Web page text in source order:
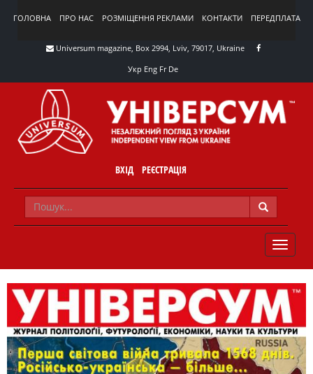
ГОЛОВНА ПРО НАС РОЗМІЩЕННЯ РЕКЛАМИ КОНТАКТИ ПЕРЕДПЛАТА
Universum magazine, Box 2994, Lviv, 79017, Ukraine
Укр Eng Fr De
ВХІД РЕЄСТРАЦІЯ
TOGGLE